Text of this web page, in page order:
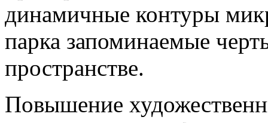
динамичные контуры
парка запоминаемые
пространстве.
Повышение